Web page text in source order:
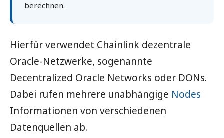
berechnen.
Hierfür verwendet Chainlink dezentrale
Oracle-Netzwerke, sogenannte
Decentralized Oracle Networks oder DONs.
Dabei rufen mehrere unabhängige Nodes
Informationen von verschiedenen
Datenquellen ab.